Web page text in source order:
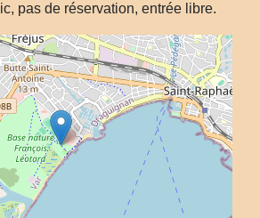
pas de réservation, entrée libre.